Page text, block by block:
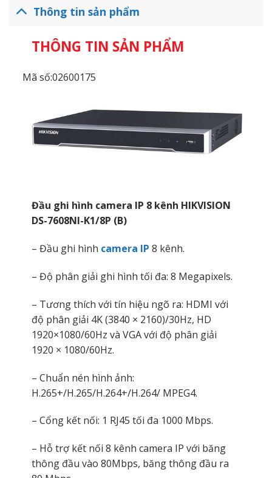
Thông tin sản phẩm
THÔNG TIN SẢN PHẨM
Mã số:02600175
Đầu ghi hình camera IP 8 kênh HIKVISION
DS-7608NI-K1/8P (B)
– Đầu ghi hình camera IP 8 kênh.
– Độ phân giải ghi hình tối đa: 8 Megapixels.
– Tương thích với tín hiệu ngõ ra: HDMI với
độ phân giải 4K (3840 × 2160)/30Hz, HD
1920×1080/60Hz và VGA với độ phân giải
1920 × 1080/60Hz.
– Chuẩn nén hình ảnh:
H.265+/H.265/H.264+/H.264/ MPEG4.
– Cổng kết nối: 1 RJ45 tối đa 1000 Mbps.
– Hỗ trợ kết nối 8 kênh camera IP với băng
thông đầu vào 80Mbps, băng thông đầu ra